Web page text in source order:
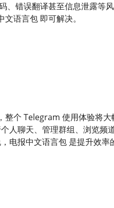
错误翻译甚至信息泄露等
语言包 即可解决。
个 Telegram 使用体验将
人聊天、管理群组、浏览
电报中文语言包 是提升效率